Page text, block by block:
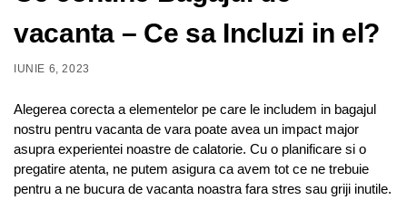
vacanta – Ce sa Incluzi in el?
IUNIE 6, 2023
Alegerea corecta a elementelor pe care le includem in bagajul
nostru pentru vacanta de vara poate avea un impact major
asupra experientei noastre de calatorie. Cu o planificare si o
pregatire atenta, ne putem asigura ca avem tot ce ne trebuie
pentru a ne bucura de vacanta noastra fara stres sau griji inutile.